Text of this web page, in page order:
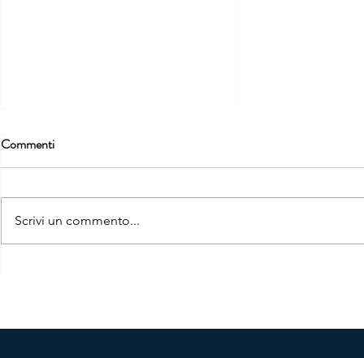
Commenti
Scrivi un commento...